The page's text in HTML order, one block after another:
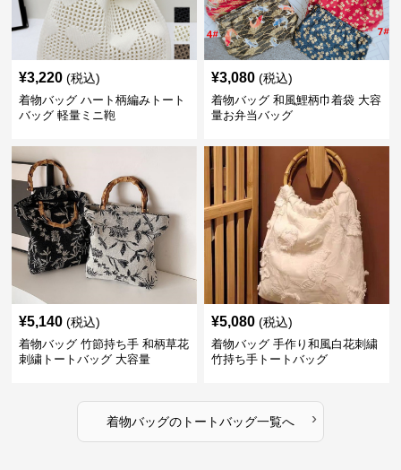
¥3,220 (税込)
着物バッグ ハート柄編みトート
バッグ 軽量ミニ鞄
¥3,080 (税込)
着物バッグ 和風鯉柄巾着袋 大容
量お弁当バッグ
¥5,140 (税込)
着物バッグ 竹節持ち手 和柄草花
刺繍トートバッグ 大容量
¥5,080 (税込)
着物バッグ 手作り和風白花刺繍
竹持ち手トートバッグ
着物バッグのトートバッグ一覧へ ›